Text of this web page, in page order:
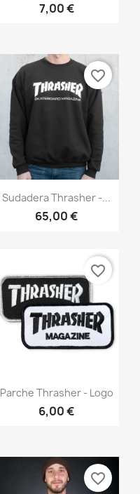
7,00 €
Vista rápida
Sudadera Thrasher -...
65,00 €
favorite_border
Vista rápida
Parche Thrasher - Logo
6,00 €
favorite_border
favorite_border